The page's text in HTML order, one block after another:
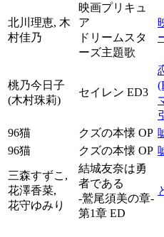
北川理恵, 木
村佳乃
映画プリキュ
ア
ドリームスタ
ーズ主題歌
桃乃今日子
(木村珠莉)
セイレン ED3
96猫
クズの本懐 OP
96猫
クズの本懐 OP
三森すずこ,
花澤香菜,
花守ゆみり
結城友奈は勇
者である
-鷲尾須美の章-
第1章 ED